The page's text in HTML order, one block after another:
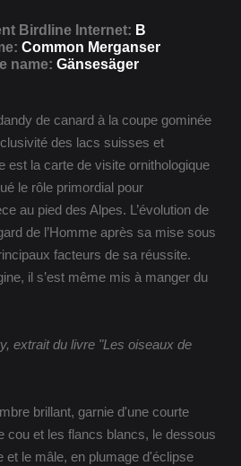
Birdline Internet: B
Common Merganser
name: Gänsesäger
de canard à la coupe gominée
des lacs suisses et
est la carte de visite ornithologique
le rôle primordial pour
au pied des Alpes. L’évolution de
de l’Homme après sa mise sous
facteurs de sa réussite.
il s’est même mis à manger du
extrait du livre "Les oiseaux de
brillant, garnie d'une courte
cou et les flancs blancs, le dessous
et le mâle, en plumage d'éclipse